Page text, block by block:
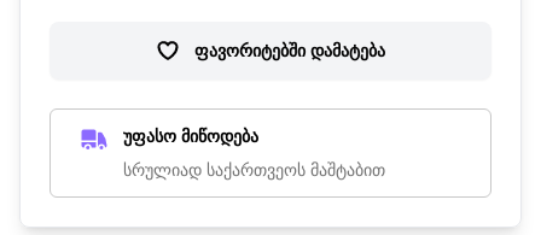
ფავორიტებში დამატება
უფასო მიწოდება
სრულიად საქართვეოს მაშტაბით